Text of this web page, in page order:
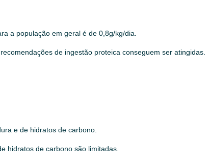
a população em geral é de 0,8g/kg/dia.
de ingestão proteica conseguem ser atingidas.
e de hidratos de carbono.
hidratos de carbono são limitadas.